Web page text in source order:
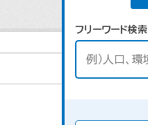
フリーワード検索